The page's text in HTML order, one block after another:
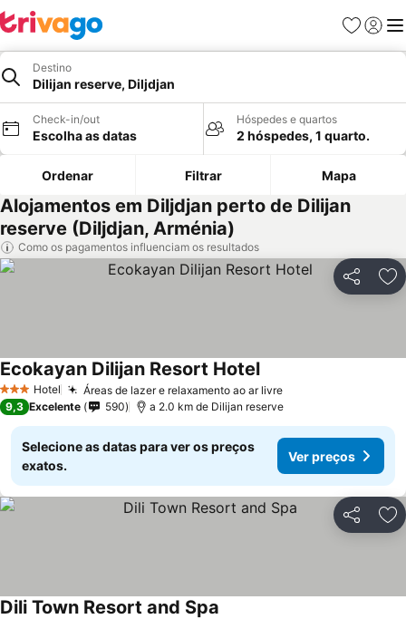
Favoritos
Iniciar
Destino
Dilijan reserve, Diljdjan
Check-in/out
Escolha as datas
Hóspedes e quartos
2 hóspedes, 1 quarto.
Ordenar Filtrar Mapa
Alojamentos em Diljdjan perto de Dilijan
reserve (Diljdjan, Arménia)
Como os pagamentos influenciam os resultados
Partilhar
3 EstrelasHotel Áreas de lazer e relaxamento ao ar livreVer preços
Ecokayan Dilijan Resort HotelVer preços
9,3 Excelente 590 a 2.0 km de Dilijan reserve
Selecione as datas para ver os preços
exatos.
Ver preços
Partilhar
Dili Town Resort and Spa